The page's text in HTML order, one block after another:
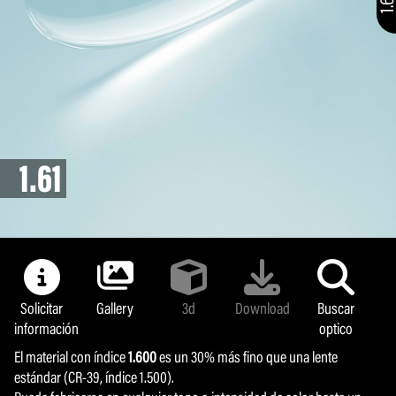
1.61
Solicitar
información
Gallery 3d Download
Buscar
optico
El material con índice1.600es un 30% más fino que una lente
estándar (CR-39, índice 1.500).
Lentes Fotocromáticas
1.61
Solicitar
información
Gallery 3d Download
Buscar
optico
El material con índice1.600es un 30% más fino que una lente
estándar (CR-39, índice 1.500).